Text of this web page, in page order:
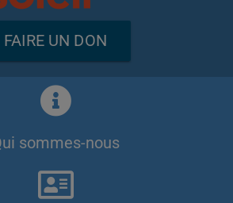
FAIRE UN DON
sommes-nous